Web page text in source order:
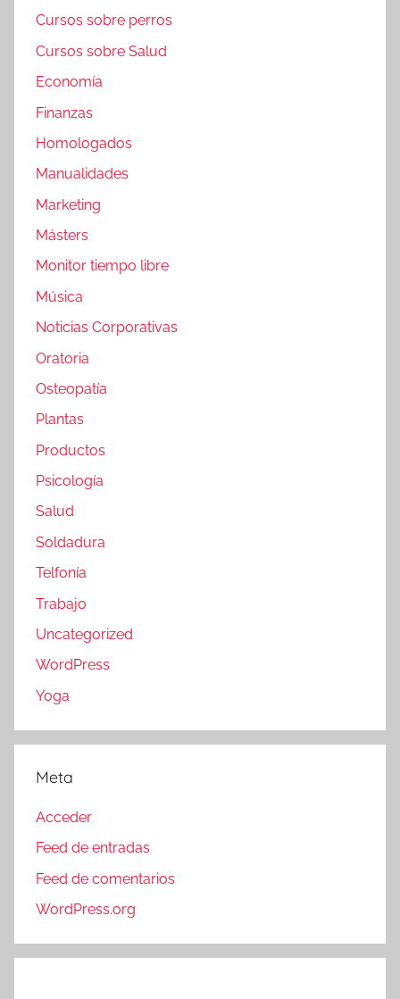
Cursos sobre perros
Cursos sobre Salud
Economía
Finanzas
Homologados
Manualidades
Marketing
Másters
Monitor tiempo libre
Música
Noticias Corporativas
Oratoria
Osteopatía
Plantas
Productos
Psicología
Salud
Soldadura
Telfonía
Trabajo
Uncategorized
WordPress
Yoga
Meta
Acceder
Feed de entradas
Feed de comentarios
WordPress.org